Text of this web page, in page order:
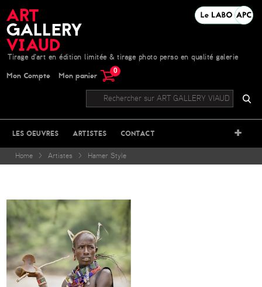
Tirage d'art en édition limitée & tirage photo perso en qualité galerie
Mon Compte Mon panier 0
LES OEUVRES ARTISTES CONTACT +
Home > Artistes > Hamer Style